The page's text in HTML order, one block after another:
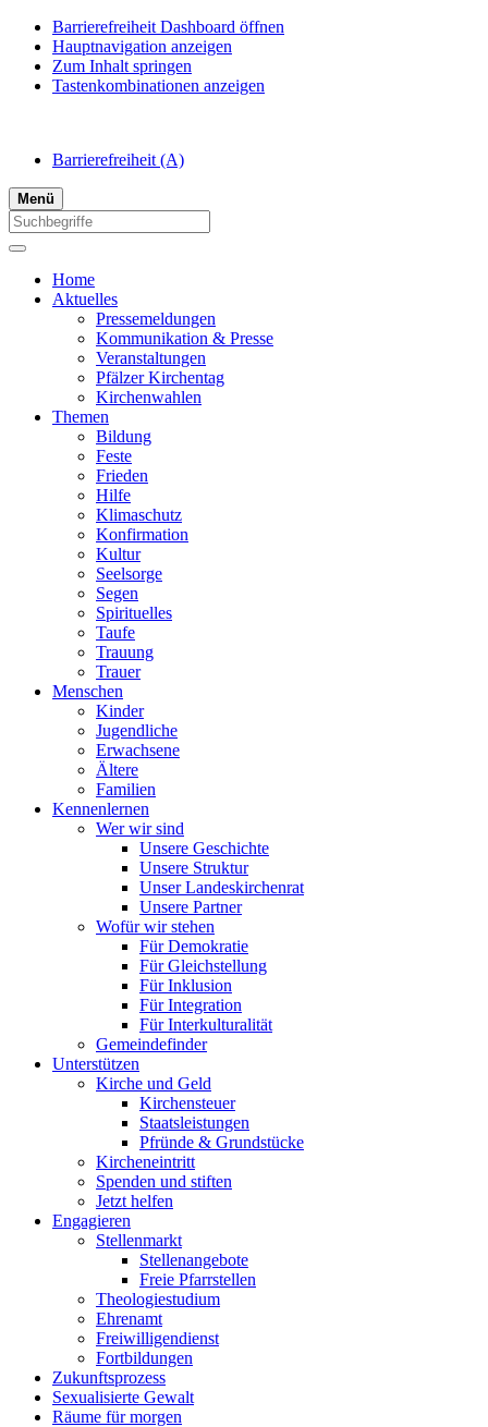
Barrierefreiheit Dashboard öffnen
Hauptnavigation anzeigen
Zum Inhalt springen
Tastenkombinationen anzeigen
Barrierefreiheit (A)
Menü
Home
Aktuelles
Pressemeldungen
Kommunikation & Presse
Veranstaltungen
Pfälzer Kirchentag
Kirchenwahlen
Themen
Bildung
Feste
Frieden
Hilfe
Klimaschutz
Konfirmation
Kultur
Seelsorge
Segen
Spirituelles
Taufe
Trauung
Trauer
Menschen
Kinder
Jugendliche
Erwachsene
Ältere
Familien
Kennenlernen
Wer wir sind
Unsere Geschichte
Unsere Struktur
Unser Landeskirchenrat
Unsere Partner
Wofür wir stehen
Für Demokratie
Für Gleichstellung
Für Inklusion
Für Integration
Für Interkulturalität
Gemeindefinder
Unterstützen
Kirche und Geld
Kirchensteuer
Staatsleistungen
Pfründe & Grundstücke
Kircheneintritt
Spenden und stiften
Jetzt helfen
Engagieren
Stellenmarkt
Stellenangebote
Freie Pfarrstellen
Theologiestudium
Ehrenamt
Freiwilligendienst
Fortbildungen
Zukunftsprozess
Sexualisierte Gewalt
Räume für morgen